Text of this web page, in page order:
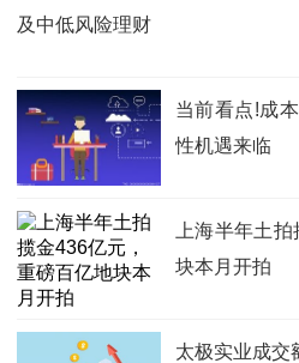
及中低风险理财
当前看点!成
性机遇来临
上海半年土
块本月开拍
太极实业成交